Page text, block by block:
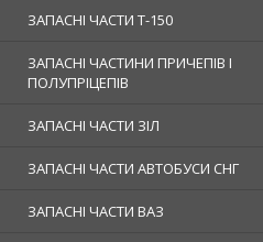
ЗАПАСНІ ЧАСТИ Т-150
ЗАПАСНІ ЧАСТИНИ ПРИЧЕПІВ І
ПОЛУПРІЦЕПІВ
ЗАПАСНІ ЧАСТИ ЗІЛ
ЗАПАСНІ ЧАСТИ АВТОБУСИ СНГ
ЗАПАСНІ ЧАСТИ ВАЗ